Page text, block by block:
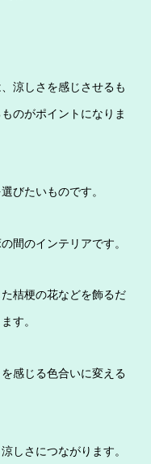
涼しさを感じさせるも
のがポイントになりま
びたいものです。
間のインテリアです。
桔梗の花などを飾るだ
す。
感じる色合いに変える
しさにつながります。